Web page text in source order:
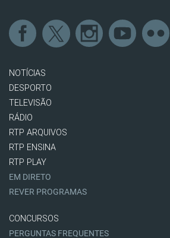
NOTÍCIAS
DESPORTO
TELEVISÃO
RÁDIO
RTP ARQUIVOS
RTP ENSINA
RTP PLAY
EM DIRETO
REVER PROGRAMAS
CONCURSOS
PERGUNTAS FREQUENTES